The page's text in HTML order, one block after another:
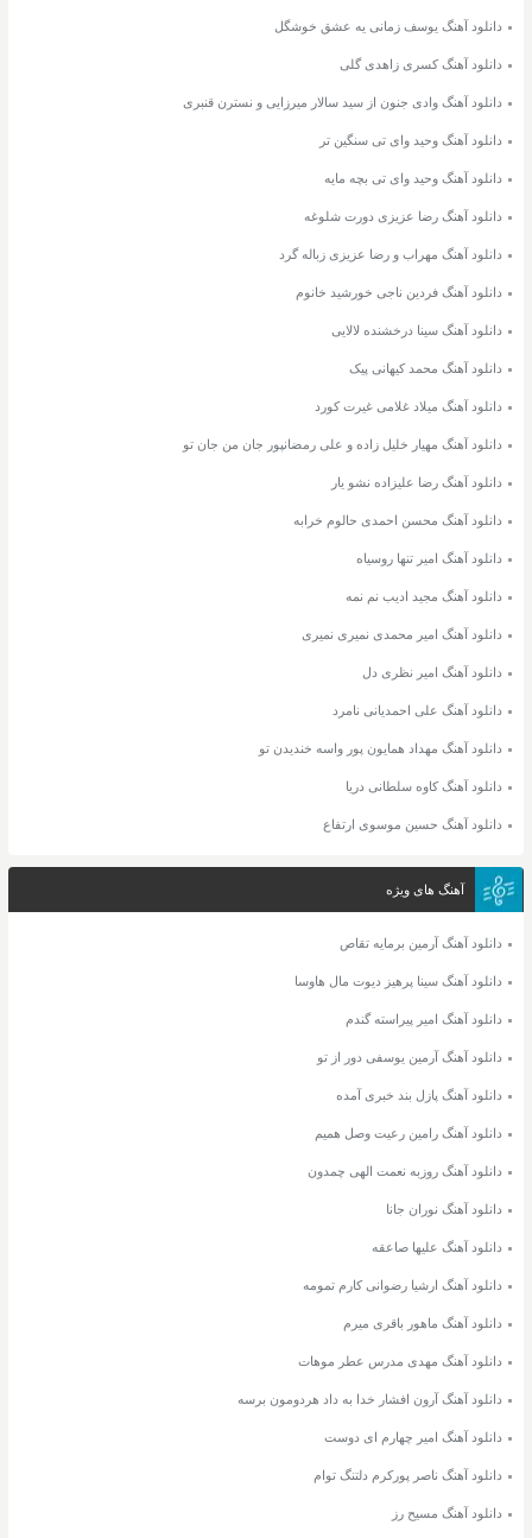
دانلود آهنگ یوسف زمانی یه عشق خوشگل
دانلود آهنگ کسری زاهدی گلی
دانلود آهنگ وادی جنون از سید سالار میرزایی و نسترن قنبری
دانلود آهنگ وحید وای تی سنگین تر
دانلود آهنگ وحید وای تی بچه مایه
دانلود آهنگ رضا عزیزی دورت شلوغه
دانلود آهنگ مهراب و رضا عزیزی زباله گرد
دانلود آهنگ فردین ناجی خورشید خانوم
دانلود آهنگ سینا درخشنده لالایی
دانلود آهنگ محمد کیهانی پیک
دانلود آهنگ میلاد غلامی غیرت کورد
دانلود آهنگ مهیار خلیل زاده و علی رمضانپور جان من جان تو
دانلود آهنگ رضا علیزاده نشو یار
دانلود آهنگ محسن احمدی حالوم خرابه
دانلود آهنگ امیر تنها روسیاه
دانلود آهنگ مجید ادیب نم نمه
دانلود آهنگ امیر محمدی نمیری نمیری
دانلود آهنگ امیر نظری دل
دانلود آهنگ علی احمدیانی نامرد
دانلود آهنگ مهداد همایون پور واسه خندیدن تو
دانلود آهنگ کاوه سلطانی دریا
دانلود آهنگ حسین موسوی ارتفاع
آهنگ های ویژه
دانلود آهنگ آرمین برمایه تقاص
دانلود آهنگ سینا پرهیز دیوت مال هاوسا
دانلود آهنگ امیر پیراسته گندم
دانلود آهنگ آرمین یوسفی دور از تو
دانلود آهنگ پازل بند خبری آمده
دانلود آهنگ رامین رعیت وصل همیم
دانلود آهنگ روزبه نعمت الهی چمدون
دانلود آهنگ نوران جانا
دانلود آهنگ علیها صاعقه
دانلود آهنگ ارشیا رضوانی کارم تمومه
دانلود آهنگ ماهور باقری میرم
دانلود آهنگ مهدی مدرس عطر موهات
دانلود آهنگ آرون افشار خدا به داد هردومون برسه
دانلود آهنگ امیر چهارم ای دوست
دانلود آهنگ ناصر پورکرم دلتنگ توام
دانلود آهنگ مسیح رز